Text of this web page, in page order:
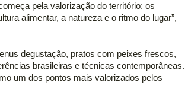
pela valorização do território: os
alimentar, a natureza e o ritmo do lugar”,
degustação, pratos com peixes frescos,
brasileiras e técnicas contemporâneas.
um dos pontos mais valorizados pelos